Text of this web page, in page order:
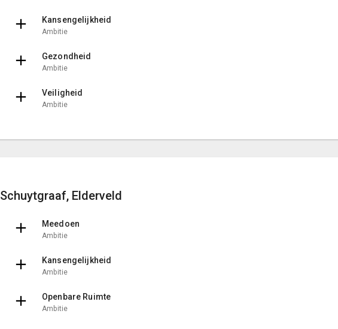
Kansengelijkheid
Ambitie
Gezondheid
Ambitie
Veiligheid
Ambitie
Schuytgraaf, Elderveld
Meedoen
Ambitie
Kansengelijkheid
Ambitie
Openbare Ruimte
Ambitie